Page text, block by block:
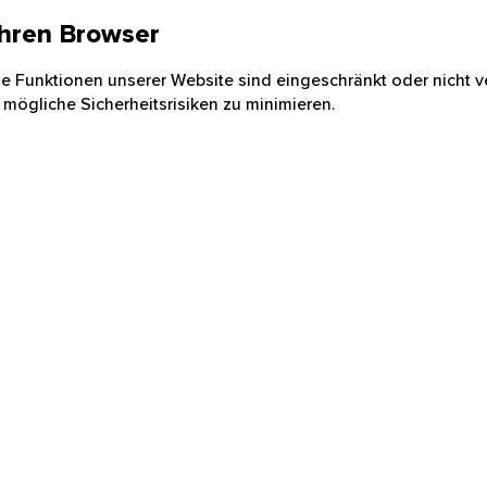
Browser
Funktionen unserer Website sind eingeschränkt oder nicht
Sicherheitsrisiken zu minimieren.